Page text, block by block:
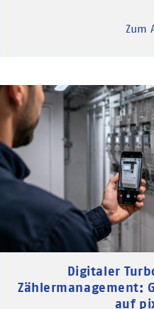
Zum
Digitaler
Zählermanagement:
auf